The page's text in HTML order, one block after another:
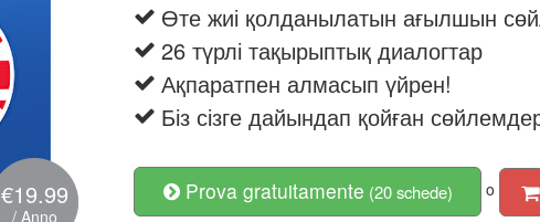
€19.99
/ Anno
Өте жиі қолданылатын ағылшын
26 түрлі тақырыптық диалогтар
Ақпаратпен алмасып үйрен!
Біз сізге дайындап қойған
Prova gratuitamente (20 schede) o